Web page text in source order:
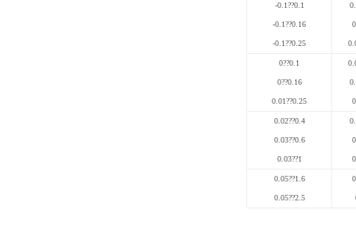
-0.1??0.1
-0.1??0.16
-0.1??0.25
0??0.1
0??0.16
0.01??0.25
0.02??0.4
0.03??0.6
0.03??1
0.05??1.6
0.05??2.5